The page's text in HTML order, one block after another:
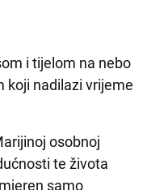
i tijelom na nebo
koji nadilazi vrijeme
osobnoj
te života
samo